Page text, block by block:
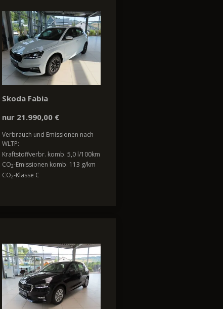
Skoda Fabia
nur 21.990,00 €
Verbrauch und Emissionen nach
WLTP:
Kraftstoffverbr. komb. 5,0 l/100km
CO2-Emissionen komb. 113 g/km
CO2-Klasse C